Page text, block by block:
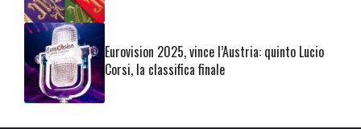
Eurovision 2025, vince l’Austria: quinto Lucio
Corsi, la classifica finale